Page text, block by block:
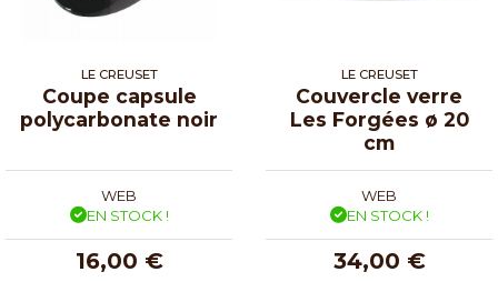
LE CREUSET
Coupe capsule
polycarbonate noir
WEB
EN STOCK !
16,00 €
LE CREUSET
Couvercle verre
Les Forgées ø 20
cm
WEB
EN STOCK !
34,00 €